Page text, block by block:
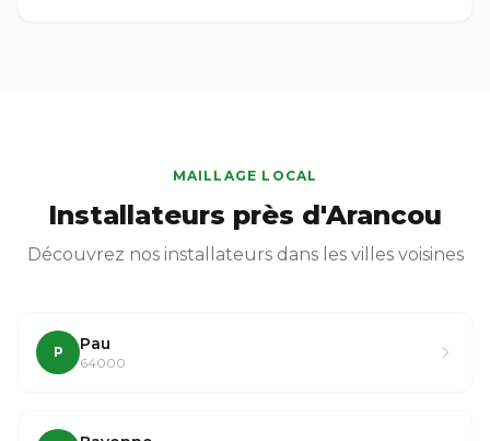
MAILLAGE LOCAL
Installateurs près d'Arancou
Découvrez nos installateurs dans les villes voisines
P Pau
64000